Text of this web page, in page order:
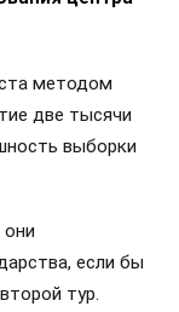
методом
две тысячи
выборки
если бы
тур.